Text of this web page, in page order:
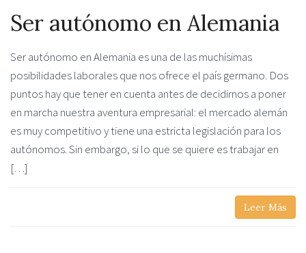
Ser autónomo en Alemania
Ser autónomo en Alemania es una de las muchísimas
posibilidades laborales que nos ofrece el país germano. Dos
puntos hay que tener en cuenta antes de decidirnos a poner
en marcha nuestra aventura empresarial: el mercado alemán
es muy competitivo y tiene una estricta legislación para los
autónomos. Sin embargo, si lo que se quiere es trabajar en
[…]
Leer Más